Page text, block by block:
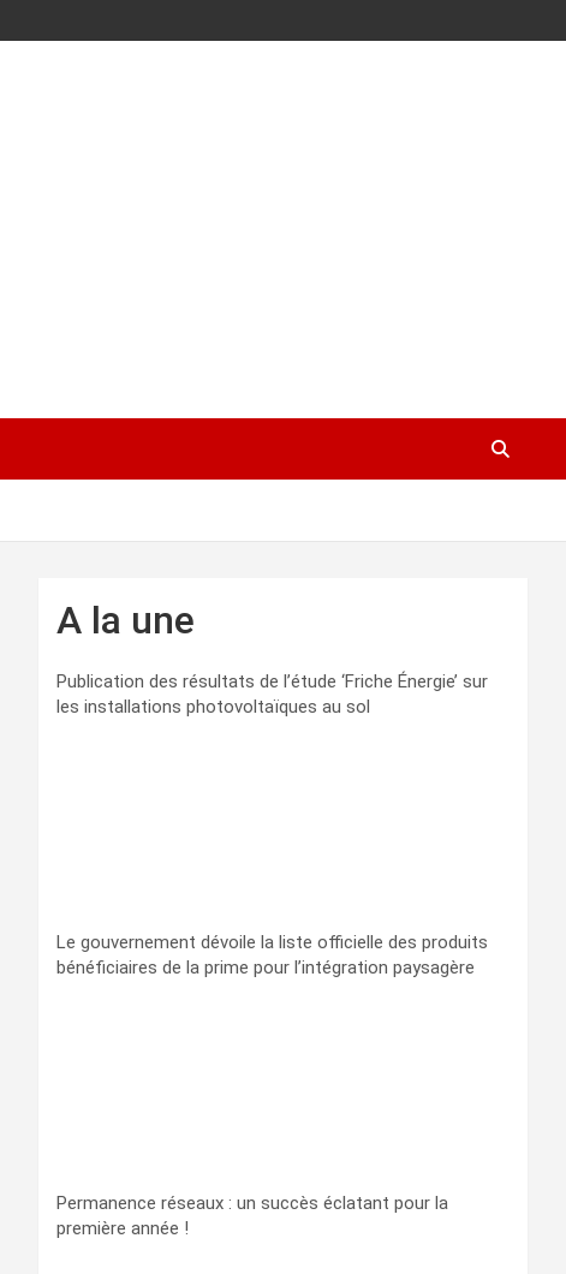
A la une
Publication des résultats de l’étude ‘Friche Énergie’ sur
les installations photovoltaïques au sol
Le gouvernement dévoile la liste officielle des produits
bénéficiaires de la prime pour l’intégration paysagère
Permanence réseaux : un succès éclatant pour la
première année !